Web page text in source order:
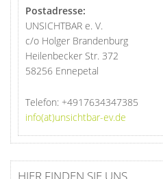
Postadresse:
UNSICHTBAR e. V.
c/o Holger Brandenburg
Heilenbecker Str. 372
58256 Ennepetal
Telefon: +4917634347385
info(at)unsichtbar-ev.de